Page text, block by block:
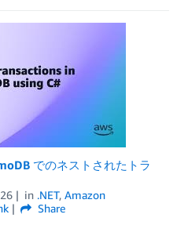
でのネストされたトラ
in .NET, Amazon
Share